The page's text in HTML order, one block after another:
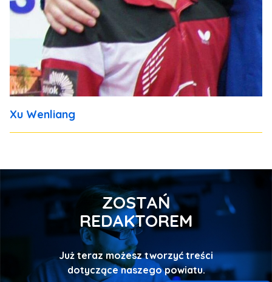
Xu Wenliang
ZOSTAŃ
REDAKTOREM
Już teraz możesz tworzyć treści
dotyczące naszego powiatu.